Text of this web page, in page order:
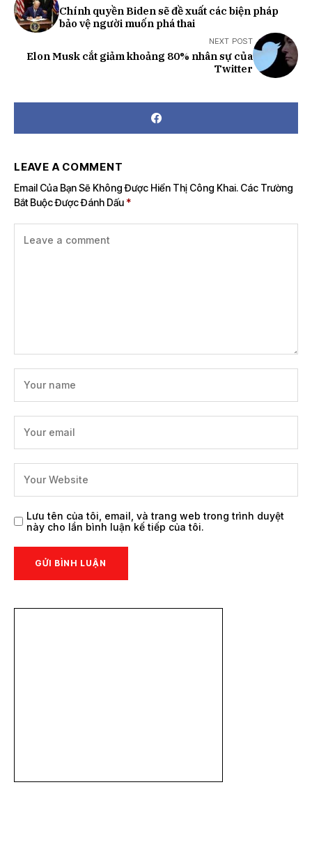
Chính quyền Biden sẽ đề xuất các biện pháp
bảo vệ người muốn phá thai
NEXT POST
Elon Musk cắt giảm khoảng 80% nhân sự của
Twitter
LEAVE A COMMENT
Email Của Bạn Sẽ Không Được Hiển Thị Công Khai. Các Trường
Bắt Buộc Được Đánh Dấu *
Lưu tên của tôi, email, và trang web trong trình duyệt
này cho lần bình luận kế tiếp của tôi.